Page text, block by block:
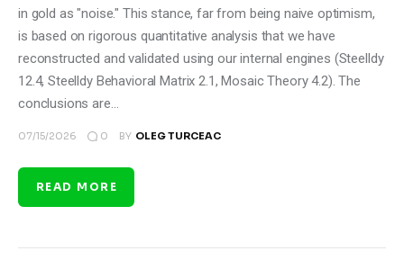
in gold as "noise." This stance, far from being naive optimism,
is based on rigorous quantitative analysis that we have
reconstructed and validated using our internal engines (Steelldy
12.4, Steelldy Behavioral Matrix 2.1, Mosaic Theory 4.2). The
conclusions are…
07/15/2026 0 BY OLEG TURCEAC
READ MORE